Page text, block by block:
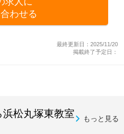
わせる
最終更新日：2025/11/20
掲載終了予定日：
松丸塚東教室
もっと見る